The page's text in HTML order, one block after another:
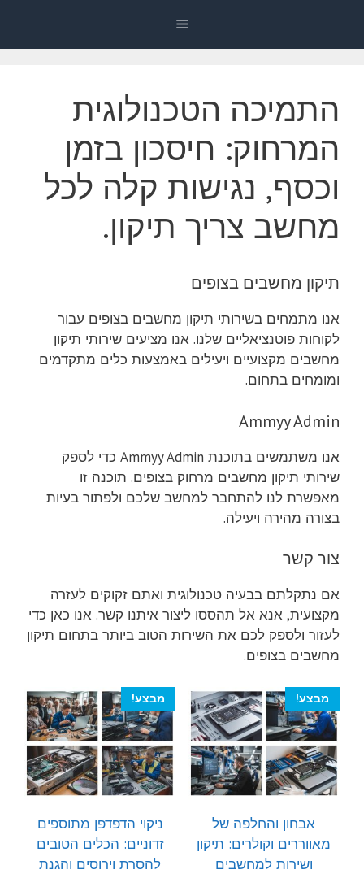
Menu
התמיכה הטכנולוגית
המרחוק: חיסכון בזמן
וכסף, נגישות קלה לכל
מחשב צריך תיקון.
תיקון מחשבים בצופים
אנו מתמחים בשירותי תיקון מחשבים בצופים עבור
לקוחות פוטנציאליים שלנו. אנו מציעים שירותי תיקון
מחשבים מקצועיים ויעילים באמצעות כלים מתקדמים
ומומחים בתחום.
Ammyy Admin
אנו משתמשים בתוכנת Ammyy Admin כדי לספק
שירותי תיקון מחשבים מרחוק בצופים. תוכנה זו
מאפשרת לנו להתחבר למחשב שלכם ולפתור בעיות
בצורה מהירה ויעילה.
צור קשר
אם נתקלתם בבעיה טכנולוגית ואתם זקוקים לעזרה
מקצועית, אנא אל תהססו ליצור איתנו קשר. אנו כאן כדי
לעזור ולספק לכם את השירות הטוב ביותר בתחום תיקון
מחשבים בצופים.
מבצע!
אבחון והחלפה של
מאווררים וקולרים: תיקון
ושירות למחשבים
מבצע!
ניקוי הדפדפן מתוספים
זדוניים: הכלים הטובים
להסרת וירוסים והגנת